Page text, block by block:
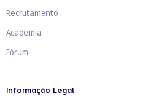
Recrutamento
Academia
Fórum
Informação Legal